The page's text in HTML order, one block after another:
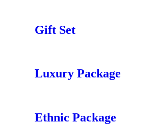
Gift Set
Luxury Package
Ethnic Package